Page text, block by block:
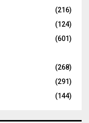
(216)
(124)
(601)
(268)
(291)
(144)